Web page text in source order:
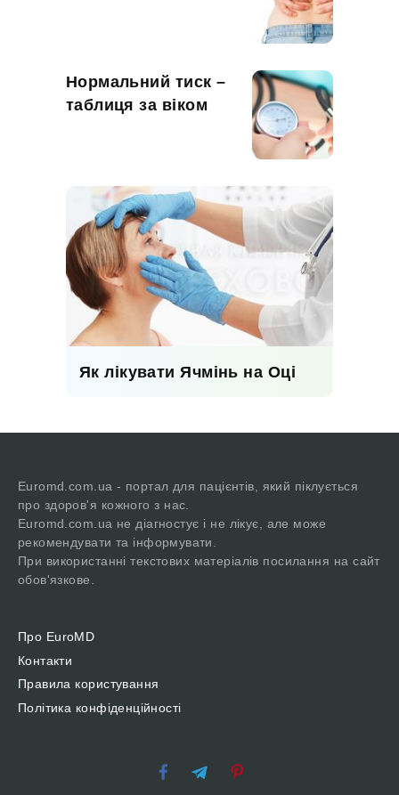
Нормальний тиск –
таблиця за віком
Як лікувати Ячмінь на Оці
Euromd.com.ua - портал для пацієнтів, який піклується
про здоров'я кожного з нас.
Euromd.com.ua не діагностує і не лікує, але може
рекомендувати та інформувати.
При використанні текстових матеріалів посилання на сайт
обов'язкове.
Про EuroMD
Контакти
Правила користування
Політика конфіденційності